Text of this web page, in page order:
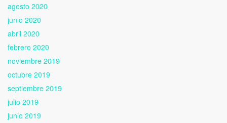
agosto 2020
junio 2020
abril 2020
febrero 2020
noviembre 2019
octubre 2019
septiembre 2019
julio 2019
junio 2019